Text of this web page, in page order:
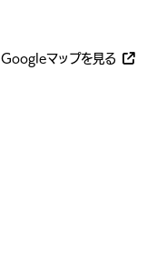
Googleマップを見る